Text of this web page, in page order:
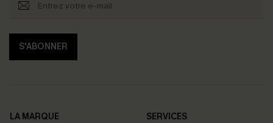
S'ABONNER
LA MARQUE
SERVICES